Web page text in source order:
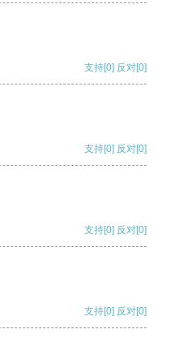
支持[0] 反对[0]
支持[0] 反对[0]
支持[0] 反对[0]
支持[0] 反对[0]